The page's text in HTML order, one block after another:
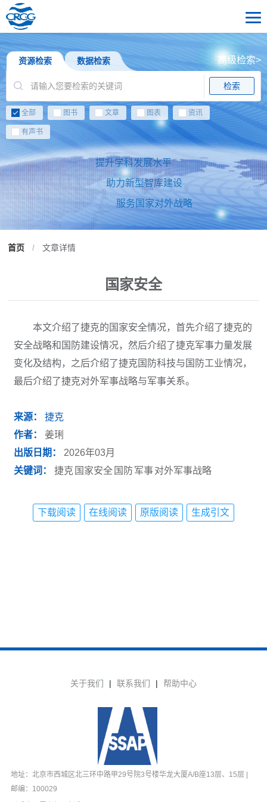
资源检索 数据检索
检索
高级检索>
全部 图书 文章 图表 资讯
有声书
提升学科发展水平
助力新型智库建设
服务国家对外战略
首页 / 文章详情
国家安全
本文介绍了捷克的国家安全情况，首先介绍了捷克的
安全战略和国防建设情况，然后介绍了捷克军事力量发展
变化及结构，之后介绍了捷克国防科技与国防工业情况，
最后介绍了捷克对外军事战略与军事关系。
来源：
捷克
作者：
姜琍
出版日期：
2026年03月
关键词：
捷克 国家安全 国防军事对外军事战略
下载阅读 在线阅读 原版阅读 生成引文
关于我们 | 联系我们 | 帮助中心
地址：北京市西城区北三环中路甲29号院3号楼华龙大厦A/B座13层、15层 |
邮编：100029